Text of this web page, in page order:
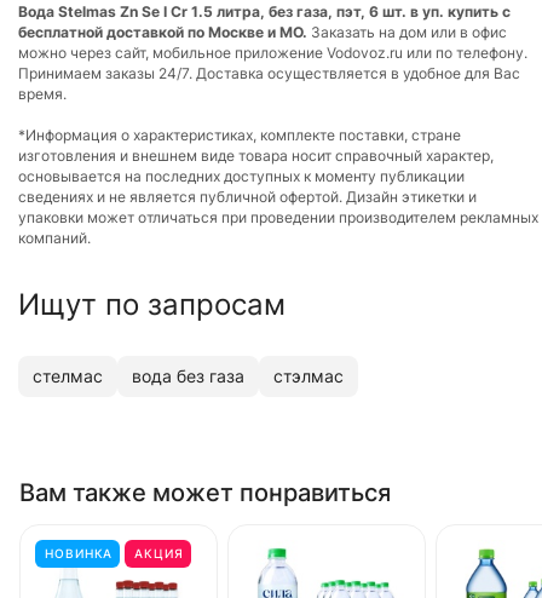
Вода Stelmas Zn Se I Cr 1.5 литра, без газа, пэт, 6 шт. в уп. купить с
бесплатной доставкой по Москве и МО. Заказать на дом или в офис
можно через сайт, мобильное приложение Vodovoz.ru или по телефону.
Принимаем заказы 24/7. Доставка осуществляется в удобное для Вас
время.
*Информация о характеристиках, комплекте поставки, стране
изготовления и внешнем виде товара носит справочный характер,
основывается на последних доступных к моменту публикации
сведениях и не является публичной офертой. Дизайн этикетки и
упаковки может отличаться при проведении производителем рекламных
компаний.
Ищут по запросам
стелмас вода без газа стэлмас
Вам также может понравиться
НОВИНКА АКЦИЯ